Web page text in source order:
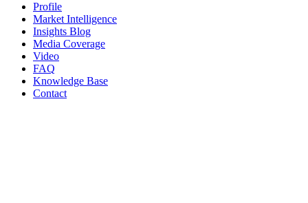
Profile
Market Intelligence
Insights Blog
Media Coverage
Video
FAQ
Knowledge Base
Contact